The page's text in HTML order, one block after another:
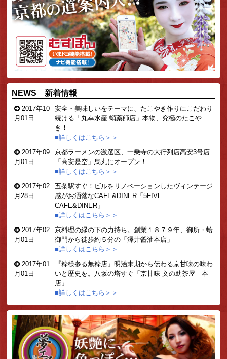
NEWS 新着情報
2017年10
月01日
安全・美味しいをテーマに、たこやき作りにこだわり
続ける「丸幸水産 蛸薬師店」本物、 究極のたこや
き！
■詳しくはこちら＞＞
2017年09
月01日
京都ラーメンの激選区、一乗寺の大行列店高安3号店
「高安是空」烏丸にオープン！
■詳しくはこちら＞＞
2017年02
月28日
五条駅すぐ！ビルをリノベーションしたヴィンテージ
感がお洒落なCAFE&DINER「5FIVE
CAFE&DINER」
■詳しくはこちら＞＞
2017年02
月01日
京料理の縁の下の力持ち。創業１８７９年、御所・蛤
御門から徒歩約５分の「澤井醤油本店」
■詳しくはこちら＞＞
2017年01
月01日
『粋様参る無粋店』 明治末期から伝わる京甘味の味わ
いと歴史を。八坂の塔すぐ「 京甘味 文の助茶屋 本
店 」
■詳しくはこちら＞＞